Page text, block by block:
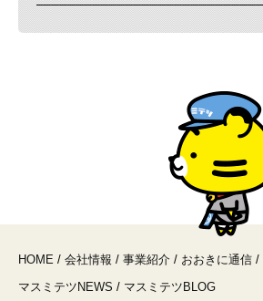
HOME / 会社情報 / 事業紹介 / おおきに通信 /
マスミテツNEWS / マスミテツBLOG